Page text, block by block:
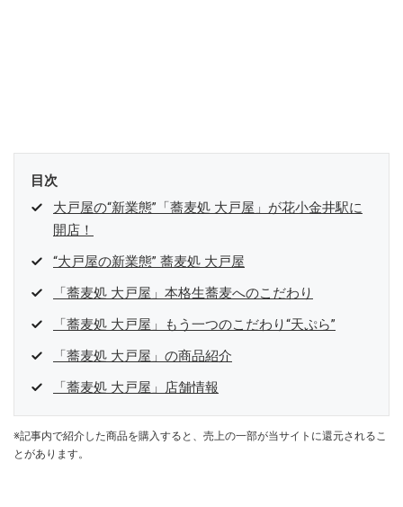
目次
大戸屋の“新業態”「蕎麦処 大戸屋」が花小金井駅に
開店！
“大戸屋の新業態” 蕎麦処 大戸屋
「蕎麦処 大戸屋」本格生蕎麦へのこだわり
「蕎麦処 大戸屋」もう一つのこだわり“天ぷら”
「蕎麦処 大戸屋」の商品紹介
「蕎麦処 大戸屋」店舗情報
※記事内で紹介した商品を購入すると、売上の一部が当サイトに還元されるこ
とがあります。